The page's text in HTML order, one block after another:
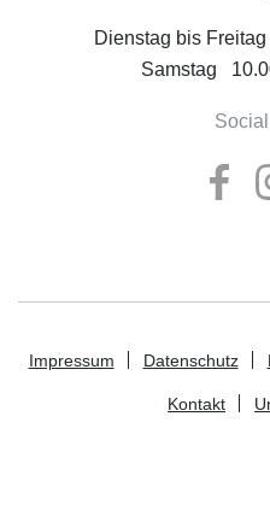
Dienstag bis
Samstag
Impressum Datenschutz
Kontakt